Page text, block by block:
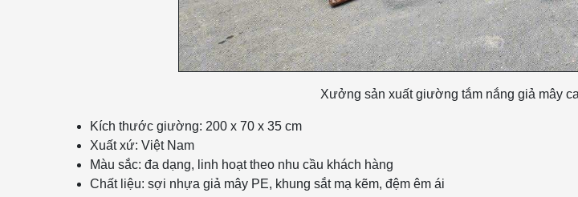
Xưởng sản xuất giường tắm nắng giả mây
Kích thước giường: 200 x 70 x 35 cm
Xuất xứ: Việt Nam
Màu sắc: đa dạng, linh hoạt theo nhu cầu khách hàng
Chất liệu: sợi nhựa giả mây PE, khung sắt mạ kẽm, đệm êm ái